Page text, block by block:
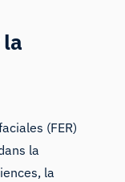
(FER)
la
la